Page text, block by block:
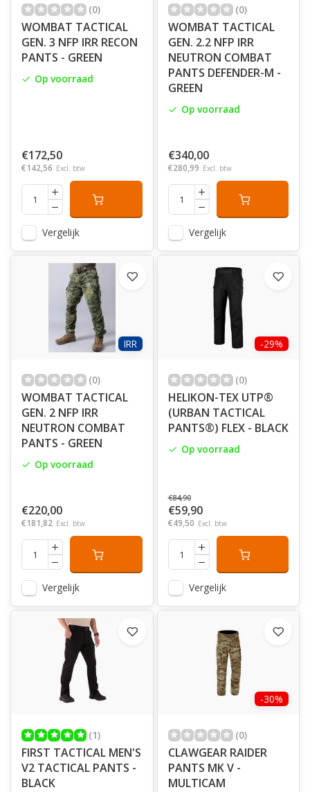
(0)
WOMBAT TACTICAL
GEN. 3 NFP IRR RECON
PANTS - GREEN
Op voorraad
€172,50
€142,56 Excl. btw
Vergelijk
(0)
WOMBAT TACTICAL
GEN. 2.2 NFP IRR
NEUTRON COMBAT
PANTS DEFENDER-M -
GREEN
Op voorraad
€340,00
€280,99 Excl. btw
Vergelijk
IRR
(0)
WOMBAT TACTICAL
GEN. 2 NFP IRR
NEUTRON COMBAT
PANTS - GREEN
Op voorraad
€220,00
€181,82 Excl. btw
Vergelijk
-29%
(0)
HELIKON-TEX UTP®
(URBAN TACTICAL
PANTS®) FLEX - BLACK
Op voorraad
€84,90
€59,90
€49,50 Excl. btw
Vergelijk
(1)
FIRST TACTICAL MEN'S
V2 TACTICAL PANTS -
BLACK
-30%
(0)
CLAWGEAR RAIDER
PANTS MK V -
MULTICAM